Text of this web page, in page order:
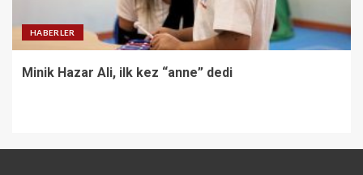
HABERLER
Minik Hazar Ali, ilk kez “anne” dedi